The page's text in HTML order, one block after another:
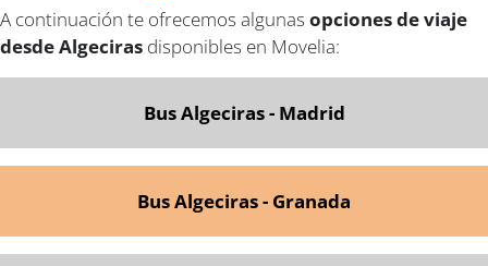
A continuación te ofrecemos algunas opciones de viaje
desde Algeciras disponibles en Movelia:
Bus Algeciras - Madrid
Bus Algeciras - Granada